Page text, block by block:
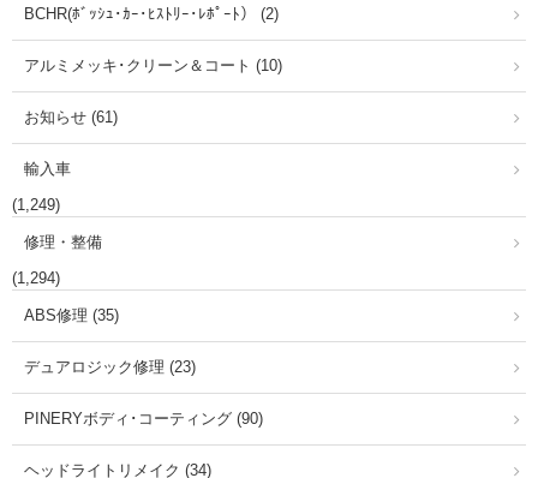
BCHR(ﾎﾞｯｼｭ･ｶｰ･ﾋｽﾄﾘｰ･ﾚﾎﾟｰﾄ） (2)
アルミメッキ･クリーン＆コート (10)
お知らせ (61)
輸入車
(1,249)
修理・整備
(1,294)
ABS修理 (35)
デュアロジック修理 (23)
PINERYボディ･コーティング (90)
ヘッドライトリメイク (34)